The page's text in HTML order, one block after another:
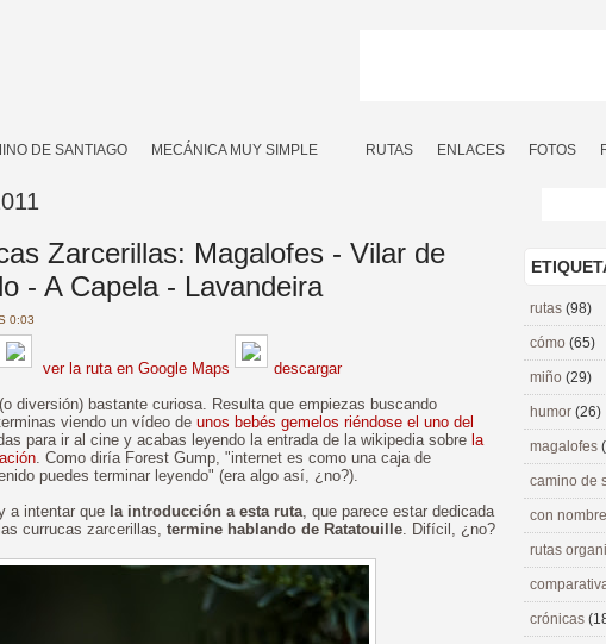
DE SANTIAGO MECÁNICA MUY SIMPLE RUTAS ENLACES FOTOS
Zarcerillas: Magalofes - Vilar de
- A Capela - Lavandeira
0:03
ver la ruta en Google Maps
descargar
diversión) bastante curiosa. Resulta que empiezas buscando
viendo un vídeo de unos bebés gemelos riéndose el uno del
para ir al cine y acabas leyendo la entrada de la wikipedia sobre la
. Como diría Forest Gump, "internet es como una caja de
puedes terminar leyendo" (era algo así, ¿no?).
a intentar que la introducción a esta ruta, que parece estar dedicada
currucas zarcerillas, termine hablando de Ratatouille. Difícil, ¿no?
rutas (98)
cómo (65)
miño (29)
humor (26)
magalofes
camino de
con
rutas
crónicas